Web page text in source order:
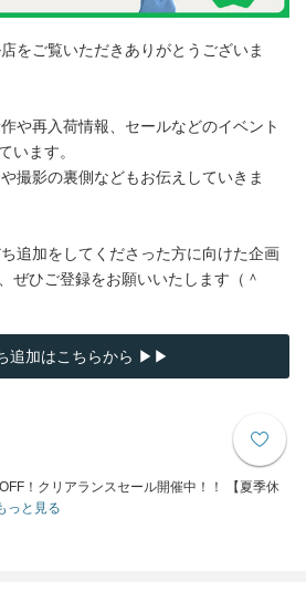
をご覧いただきありがとうございま
や再入荷情報、セールなどのイベント
います。
撮影の裏側などもお伝えしていきま
追加をしてくださった方に向けた企画
ぜひご登録をお願いいたします（＾
追加はこちらから ▶▶
！クリアランスセール開催中！！ 【夏季休
っと見る